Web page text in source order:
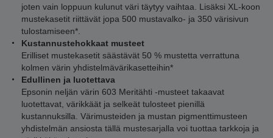
joten vain loppuun kulunut väri täytyy vaihtaa. Lisäksi XL-koon
mustekasetit riittävät jopa 500 mustavalko- ja 350 värisivun
tulostamiseen*.
Kustannustehokkaat musteet
Erilliset mustekasetit säästävät 50 % mustetta verrattuna
kolmen värin yhdistelmävärikasetteihin*
Edullinen ja luotettava
Epsonin neljän värin 603 Meritähti -musteet takaavat
luotettavat, värikkäät ja selkeät tulosteet pienillä
kustannuksilla. Värimusteiden ja mustan pigmenttimusteen
yhdistelmän ansiosta tällä mustesarjalla voi tuottaa tarkkoja ja